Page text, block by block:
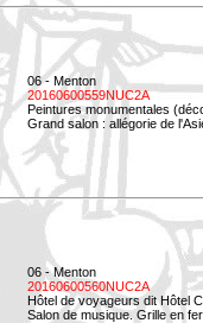
06 - Menton
20160600559NUC2A
Peintures monumentales
Grand salon : allégorie de
06 - Menton
20160600560NUC2A
Hôtel de voyageurs dit Hôtel
Salon de musique. Grille en